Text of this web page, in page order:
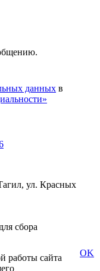
данных в
ул. Красных
сбора
работы сайта
OK